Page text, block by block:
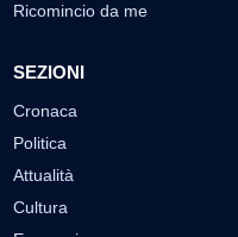
Ricomincio da me
SEZIONI
Cronaca
Politica
Attualità
Cultura